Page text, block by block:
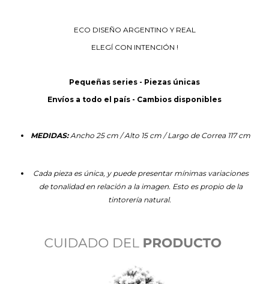
ECO DISEÑO ARGENTINO Y REAL
ELEGÍ CON INTENCIÓN !
Pequeñas series - Piezas únicas
Envíos a todo el país - Cambios disponibles
MEDIDAS:Ancho 25 cm / Alto 15 cm / Largo de Correa 117 cm
Cada pieza es única, y puede presentar mínimas variaciones
de tonalidad en relación a la imagen. Esto es propio de la
tintorería natural.